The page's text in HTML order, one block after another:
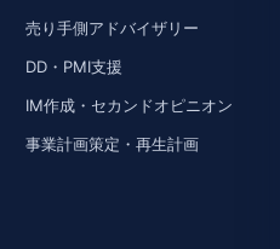
売り手側アドバイザリー
DD・PMI支援
IM作成・セカンドオピニオン
事業計画策定・再生計画